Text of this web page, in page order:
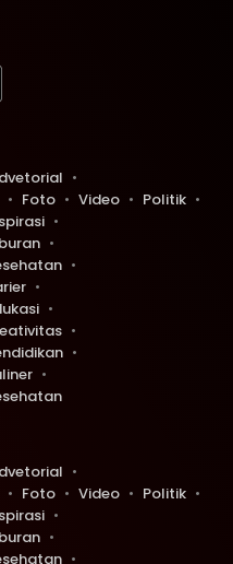
Foto Video
Politik
Foto Video
Politik